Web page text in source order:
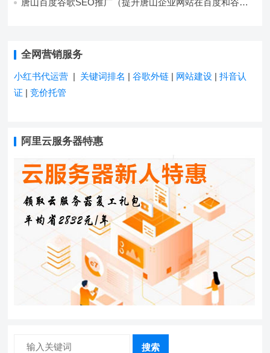
唐山百度谷歌SEO推广（提升唐山企业网站在百度和谷歌
全网营销服务
小红书代运营 | 关键词排名 |谷歌外链 | 网站建设 |抖音认
证 |竞价托管
阿里云服务器特惠
搜索